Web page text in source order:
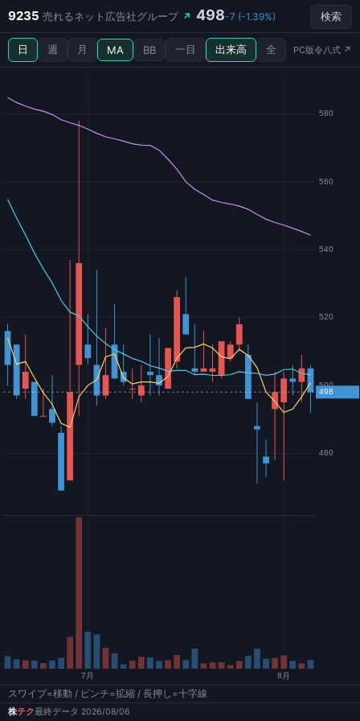
9235 売れるネット広告社グループ ↗ 498-7 (-1.39%) 検索
日 週 月 MA BB 一目 出来高 全 PC版令八式 ↗
スワイプ=移動 / ピンチ=拡縮 / 長押し=十字線
株テク最終データ 2026/08/06